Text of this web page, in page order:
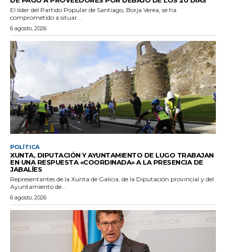
El líder del Partido Popular de Santiago, Borja Verea, se ha
comprometido a situar...
6 agosto, 2026
POLÍTICA
XUNTA, DIPUTACIÓN Y AYUNTAMIENTO DE LUGO TRABAJAN
EN UNA RESPUESTA «COORDINADA» A LA PRESENCIA DE
JABALÍES
Representantes de la Xunta de Galicia, de la Diputación provincial y del
Ayuntamiento de...
6 agosto, 2026